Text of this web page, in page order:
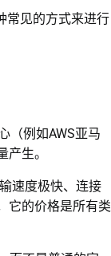
常见的方式来进行
（例如AWS亚马
生。
速度极快、连接
它的价格是所有类